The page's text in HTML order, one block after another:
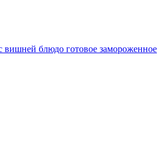
блюдо готовое замороженное